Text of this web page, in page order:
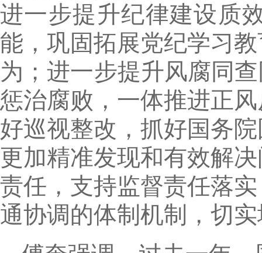
进一步提升纪律建设质
能，巩固拓展党纪学习
为；进一步提升风腐同
惩治腐败，一体推进正
好巡视整改，抓好国务
更加精准发现和有效解
责任，支持监督责任落
通协调的体制机制，切